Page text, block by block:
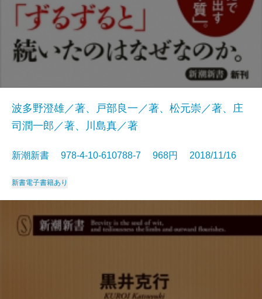
波多野澄雄／著、戸部良一／著、松元崇／著、庄
司潤一郎／著、川島真／著
新潮新書 978-4-10-610788-7 968円 2018/11/16
新書電子書籍あり